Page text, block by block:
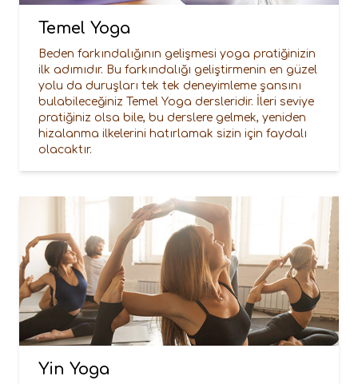
Temel Yoga
Beden farkındalığının gelişmesi yoga pratiğinizin
ilk adımıdır. Bu farkındalığı geliştirmenin en güzel
yolu da duruşları tek tek deneyimleme şansını
bulabileceğiniz Temel Yoga dersleridir. İleri seviye
pratiğiniz olsa bile, bu derslere gelmek, yeniden
hizalanma ilkelerini hatırlamak sizin için faydalı
olacaktır.
Yin Yoga